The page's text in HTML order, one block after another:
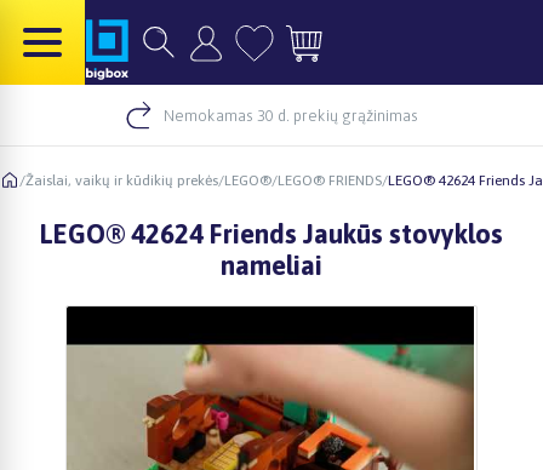
Nemokamas 30 d. prekių grąžinimas
/Žaislai, vaikų ir kūdikių prekės/LEGO®/LEGO® FRIENDS/LEGO® 42624 Friends
LEGO® 42624 Friends Jaukūs stovyklos
nameliai